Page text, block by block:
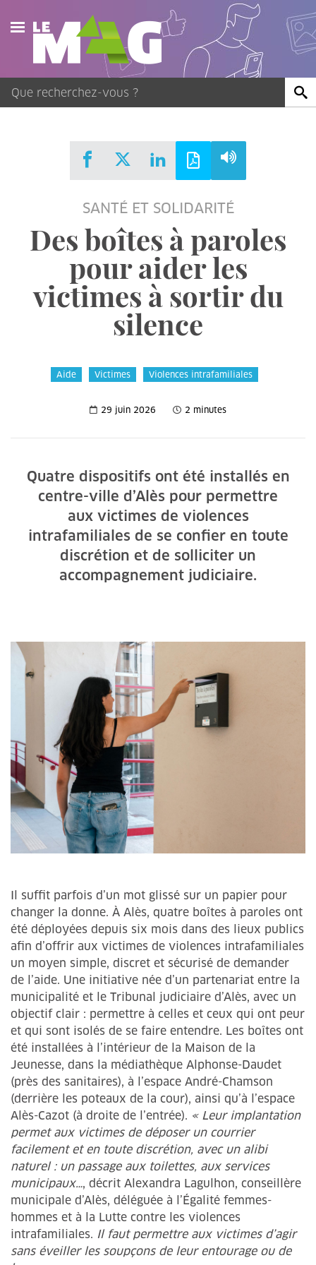
Actualités
Agenda
Publications
SANTÉ ET SOLIDARITÉ
Des boîtes à paroles
pour aider les
victimes à sortir du
silence
Aide Victimes Violences intrafamiliales
29 juin 2026 2 minutes
Quatre dispositifs ont été installés en
centre-ville d’Alès pour permettre
aux victimes de violences
intrafamiliales de se confier en toute
discrétion et de solliciter un
accompagnement judiciaire.
Il suffit parfois d’un mot glissé sur un papier pour
changer la donne. À Alès, quatre boîtes à paroles ont
été déployées depuis six mois dans des lieux publics
afin d’offrir aux victimes de violences intrafamiliales
un moyen simple, discret et sécurisé de demander
de l’aide. Une initiative née d’un partenariat entre la
municipalité et le Tribunal judiciaire d’Alès, avec un
objectif clair : permettre à celles et ceux qui ont peur
et qui sont isolés de se faire entendre. Les boîtes ont
été installées à l’intérieur de la Maison de la
Jeunesse, dans la médiathèque Alphonse-Daudet
(près des sanitaires), à l’espace André-Chamson
(derrière les poteaux de la cour), ainsi qu’à l’espace
Alès-Cazot (à droite de l’entrée). « Leur implantation
permet aux victimes de déposer un courrier
facilement et en toute discrétion, avec un alibi
naturel : un passage aux toilettes, aux services
municipaux…, décrit Alexandra Lagulhon, conseillère
municipale d’Alès, déléguée à l’Égalité femmes-
hommes et à la Lutte contre les violences
intrafamiliales. Il faut permettre aux victimes d’agir
sans éveiller les soupçons de leur entourage ou de